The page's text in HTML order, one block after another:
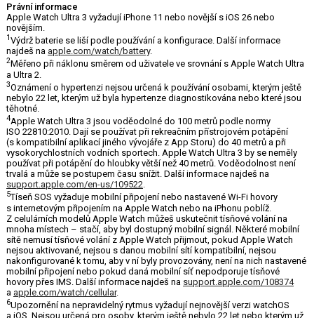
Právní informace
Apple Watch Ultra 3 vyžadují iPhone 11 nebo novější s iOS 26 nebo
novějším.
1Výdrž baterie se liší podle používání a konfigurace. Další informace
najdeš na apple.com/watch/battery.
2Měřeno při náklonu směrem od uživatele ve srovnání s Apple Watch Ultra
a Ultra 2.
3Oznámení o hypertenzi nejsou určená k používání osobami, kterým ještě
nebylo 22 let, kterým už byla hypertenze diagnostikována nebo které jsou
těhotné.
4Apple Watch Ultra 3 jsou voděodolné do 100 metrů podle normy
ISO 22810:2010. Dají se používat při rekreačním přístrojovém potápění
(s kompatibilní aplikací jiného vývojáře z App Storu) do 40 metrů a při
vysokorychlostních vodních sportech. Apple Watch Ultra 3 by se neměly
používat při potápění do hloubky větší než 40 metrů. Voděodolnost není
trvalá a může se postupem času snížit. Další informace najdeš na
support.apple.com/en-us/109522.
5Tíseň SOS vyžaduje mobilní připojení nebo nastavené Wi-Fi hovory
s internetovým připojením na Apple Watch nebo na iPhonu poblíž.
Z celulárních modelů Apple Watch můžeš uskutečnit tísňové volání na
mnoha místech – stačí, aby byl dostupný mobilní signál. Některé mobilní
sítě nemusí tísňové volání z Apple Watch přijmout, pokud Apple Watch
nejsou aktivované, nejsou s danou mobilní sítí kompatibilní, nejsou
nakonfigurované k tomu, aby v ní byly provozovány, není na nich nastavené
mobilní připojení nebo pokud daná mobilní síť nepodporuje tísňové
hovory přes IMS. Další informace najdeš na support.apple.com/108374
a apple.com/watch/cellular.
6Upozornění na nepravidelný rytmus vyžadují nejnovější verzi watchOS
a iOS. Nejsou určená pro osoby, kterým ještě nebylo 22 let nebo kterým už